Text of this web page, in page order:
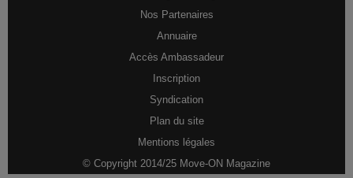
Nos Partenaires
Annuaire
Accès Ambassadeur
Inscription
Syndication
Plan du site
Mentions légales
© Copyright 2014/25 Move-ON Magazine